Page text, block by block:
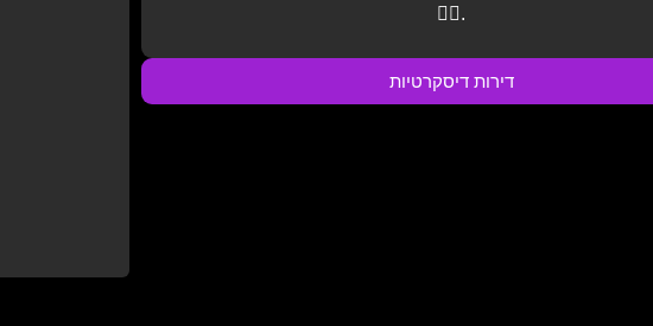
💆‍♂️.
דירות דיסקרטיות